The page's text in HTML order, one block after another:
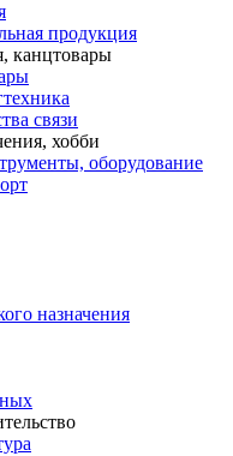
продукция
канцтовары
связи
хобби
оборудование
назначения